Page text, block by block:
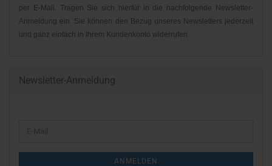
per E-Mail. Tragen Sie sich hierfür in die nachfolgende Newsletter-
Anmeldung ein. Sie können den Bezug unseres Newsletters jederzeit
und ganz einfach in Ihrem Kundenkonto widerrufen.
Newsletter-Anmeldung
NEWSLETTER-
ANMELDEN